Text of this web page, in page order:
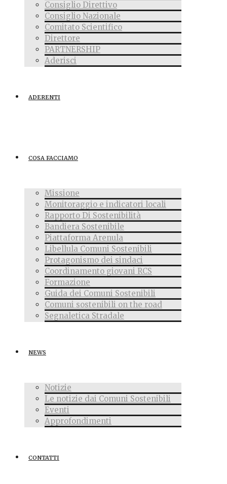
Consiglio Direttivo
Consiglio Nazionale
Comitato Scientifico
Direttore
PARTNERSHIP
Aderisci
ADERENTI
COSA FACCIAMO
Missione
Monitoraggio e indicatori locali
Rapporto Di Sostenibilità
Bandiera Sostenibile
Piattaforma Arenula
Libellula Comuni Sostenibili
Protagonismo dei sindaci
Coordinamento giovani RCS
Formazione
Guida dei Comuni Sostenibili
Comuni sostenibili on the road
Segnaletica Stradale
NEWS
Notizie
Le notizie dai Comuni Sostenibili
Eventi
Approfondimenti
CONTATTI